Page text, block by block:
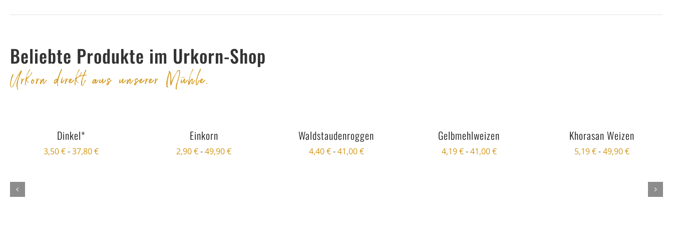
Beliebte Produkte im Urkorn-Shop
Urkorn direkt aus unserer Mühle.
Dinkel*
3,50€-37,80€
Einkorn
2,90€-49,90€
Waldstaudenroggen
4,40€-41,00€
Gelbmehlweizen
4,19€-41,00€
Khorasan Weizen
5,19€-49,90€